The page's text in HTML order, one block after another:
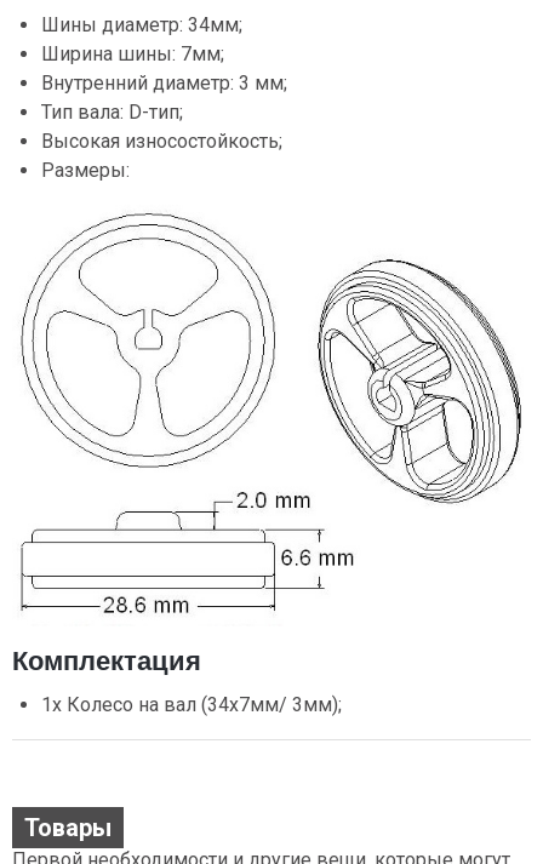
Шины диаметр: 34мм;
Ширина шины: 7мм;
Внутренний диаметр: 3 мм;
Тип вала: D-тип;
Высокая износостойкость;
Размеры:
Комплектация
1х Колесо на вал (34х7мм/ 3мм);
Товары